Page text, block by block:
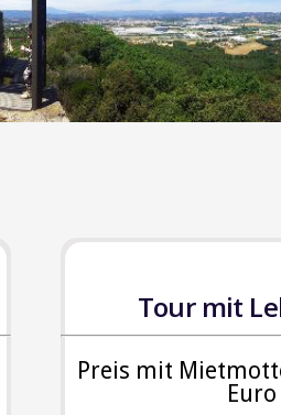
Tour mit
Preis mit
Euro